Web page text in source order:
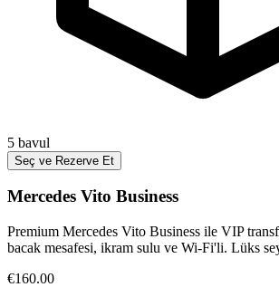
5 bavul
Seç ve Rezerve Et
Mercedes Vito Business
Premium Mercedes Vito Business ile VIP
bacak mesafesi, ikram sulu ve Wi-Fi'li. Lüks
€160.00